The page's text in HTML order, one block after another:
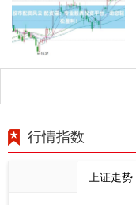
行情指数
上证走势